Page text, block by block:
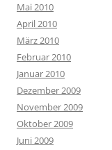
Mai 2010
April 2010
März 2010
Februar 2010
Januar 2010
Dezember 2009
November 2009
Oktober 2009
Juni 2009